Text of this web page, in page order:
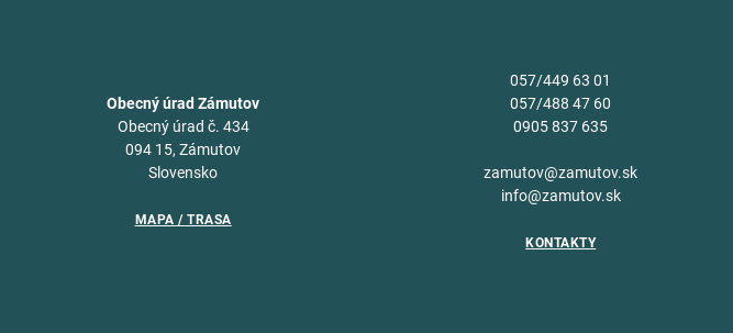
Obecný úrad Zámutov
Obecný úrad č. 434
094 15, Zámutov
Slovensko
MAPA / TRASA
057/449 63 01
057/488 47 60
0905 837 635
zamutov@zamutov.sk
info@zamutov.sk
KONTAKTY